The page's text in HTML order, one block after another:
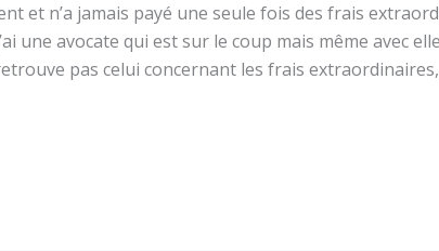
et n’a jamais payé une seule fois des frais
une avocate qui est sur le coup mais même avec
pas celui concernant les frais